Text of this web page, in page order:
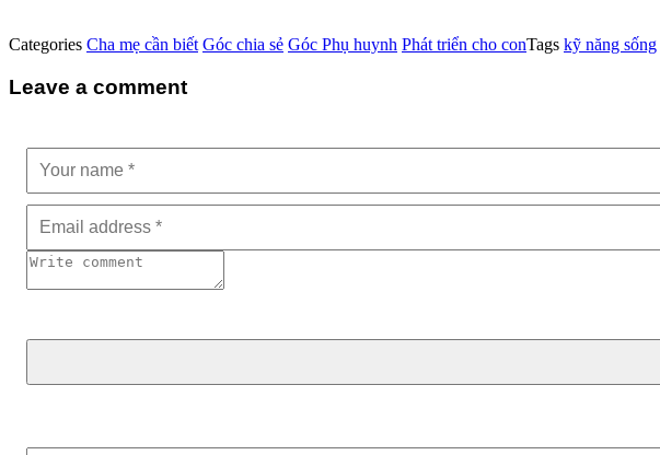
Categories Cha mẹ cần biết Góc chia sẻ Góc Phụ huynh Phát triển cho conTags kỹ năng sống
Leave a comment
Tìm kiếm